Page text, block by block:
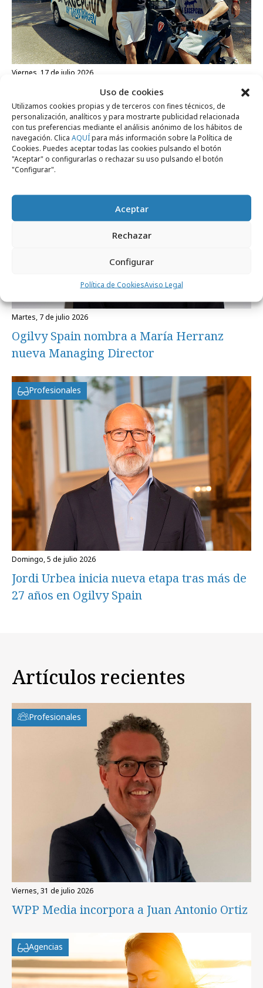
Uso de cookies
Utilizamos cookies propias y de terceros con fines técnicos, de
personalización, analíticos y para mostrarte publicidad relacionada
con tus preferencias mediante el análisis anónimo de los hábitos de
navegación. Clica AQUÍpara más información sobre la Política de
Cookies. Puedes aceptar todas las cookies pulsando el botón
"Aceptar" o configurarlas o rechazar su uso pulsando el botón
"Configurar".
Aceptar
Rechazar
Configurar
Política de CookiesAviso Legal
viernes, 17 de julio 2026
Volkswagen adapta una furgo para El
Langui y su banda
Agencias
martes, 7 de julio 2026
Ogilvy Spain nombra a María Herranz
nueva Managing Director
Profesionales
domingo, 5 de julio 2026
Jordi Urbea inicia nueva etapa tras más de
27 años en Ogilvy Spain
Artículos recientes
Profesionales
viernes, 31 de julio 2026
WPP Media incorpora a Juan Antonio Ortiz
Agencias